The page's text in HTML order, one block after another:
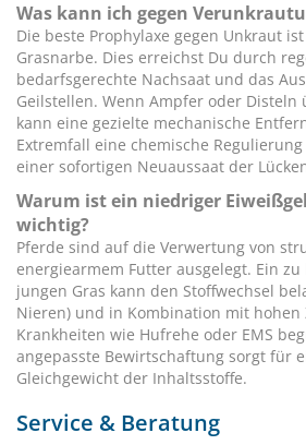
Was kann ich gegen
Die beste Prophylaxe gegen Unkraut
Grasnarbe. Dies erreichst Du durch
bedarfsgerechte Nachsaat und das
Geilstellen. Wenn Ampfer oder Disteln
kann eine gezielte mechanische
Extremfall eine chemische
einer sofortigen Neuaussaat der
Warum ist ein niedriger
wichtig?
Pferde sind auf die Verwertung von
energiearmem Futter ausgelegt. Ein
jungen Gras kann den Stoffwechsel
Nieren) und in Kombination mit hohen
Krankheiten wie Hufrehe oder EMS
angepasste Bewirtschaftung sorgt für
Gleichgewicht der Inhaltsstoffe.
Service & Beratung